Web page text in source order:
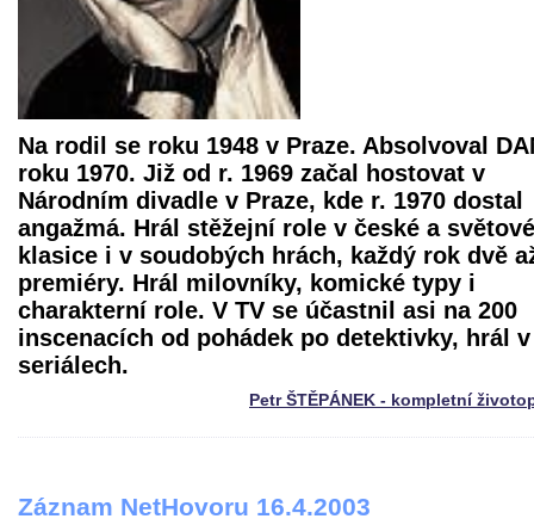
Na rodil se roku 1948 v Praze. Absolvoval
roku 1970. Již od r. 1969 začal hostovat v
Národním divadle v Praze, kde r. 1970 dostal
angažmá. Hrál stěžejní role v české a světové
klasice i v soudobých hrách, každý rok dvě
premiéry. Hrál milovníky, komické typy i
charakterní role. V TV se účastnil asi na 200
inscenacích od pohádek po detektivky, hrál v
seriálech.
Petr ŠTĚPÁNEK - kompletní
Záznam NetHovoru 16.4.2003